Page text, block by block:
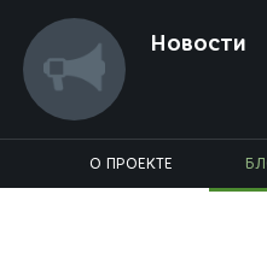
Новости
О ПРОЕКТЕ